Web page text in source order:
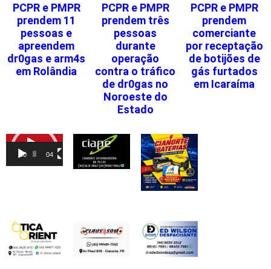
PCPR e PMPR
prendem 11
pessoas e
apreendem
dr0gas e arm4s
em Rolândia
PCPR e PMPR
prendem três
pessoas
durante
operação
contra o tráfico
de dr0gas no
Noroeste do
Estado
PCPR e PMPR
prendem
comerciante
por receptação
de botijões de
gás furtados
em Icaraíma
Tocador
vídeo
00:00 04:46